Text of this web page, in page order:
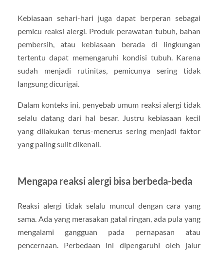
Kebiasaan sehari-hari juga dapat berperan sebagai
pemicu reaksi alergi. Produk perawatan tubuh, bahan
pembersih, atau kebiasaan berada di lingkungan
tertentu dapat memengaruhi kondisi tubuh. Karena
sudah menjadi rutinitas, pemicunya sering tidak
langsung dicurigai.
Dalam konteks ini, penyebab umum reaksi alergi tidak
selalu datang dari hal besar. Justru kebiasaan kecil
yang dilakukan terus-menerus sering menjadi faktor
yang paling sulit dikenali.
Mengapa reaksi alergi bisa berbeda-beda
Reaksi alergi tidak selalu muncul dengan cara yang
sama. Ada yang merasakan gatal ringan, ada pula yang
mengalami gangguan pada pernapasan atau
pencernaan. Perbedaan ini dipengaruhi oleh jalur